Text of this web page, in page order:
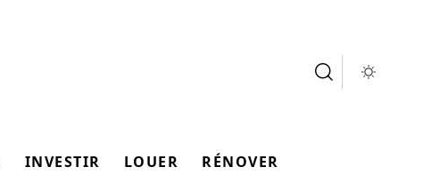
INVESTIR LOUER RÉNOVER